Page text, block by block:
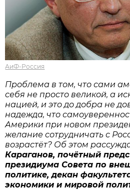
АиФ-Россия
Проблема в том, что сами
себя не просто великой, а
нацией, и это до добра не
надежда, что
Америки при новом
желание сотрудничать с
возрастёт? Об этом
Караганов, почётный
президиума Совета по
политике, декан
экономики и мировой